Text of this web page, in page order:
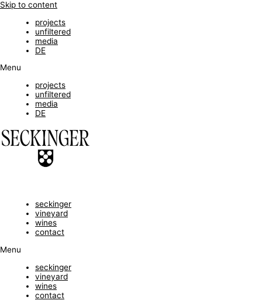
Skip to content
projects
unfiltered
media
DE
Menu
projects
unfiltered
media
DE
seckinger
vineyard
wines
contact
Menu
seckinger
vineyard
wines
contact